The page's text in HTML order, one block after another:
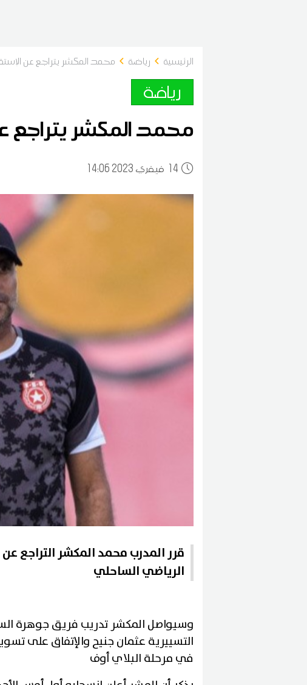
الرئيسية رياضة محمد المكشر يتراجع عن
رياضة
محمد المكشر يتراجع
14 14:06 2023 فيفري
قرر المدرب محمد المكشر التراجع
الرياضي الساحلي
وسيواصل المكشر تدريب فريق جوهرة
التسييرية عثمان جنيح والإتفاق على
في مرحلة البلاي أوف